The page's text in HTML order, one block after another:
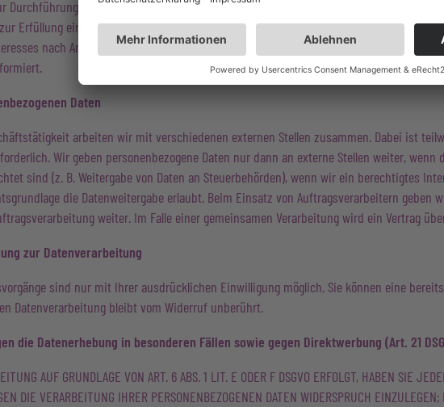
Durchführung vorvertraglicher Maßnahmen erforderlich, verarbeiten wir Ihre Daten auf
Erfüllung einer rechtlichen Verpflichtung erforderlich sind auf Grundlage von Art. 6
nach Art. 6 Abs. 1 lit. f DSGVO erfolgen. Über die jeweils im Einzelfall
Daten
arbeiten wir mit verschiedenen externen Stellen zusammen. Dabei ist
Wir geben personenbezogene Daten nur dann an externe Stellen weiter,
sind (z. B. Weitergabe von Daten an Steuerbehörden), wenn wir ein berechtigtes
die Datenweitergabe erlaubt. Beim Einsatz von Auftragsverarbeitern geben
weiter. Im Falle einer gemeinsamen Verarbeitung wird ein Vertrag
zur Datenverarbeitung
sind nur mit Ihrer ausdrücklichen Einwilligung möglich. Sie können eine
Datenverarbeitung bleibt vom Widerruf unberührt.
die Datenerhebung in besonderen Fällen sowie gegen Direktwerbung (Art. 21
AUF GRUNDLAGE VON ART. 6 ABS. 1 LIT. E ODER F DSGVO ERFOLGT, HABEN SIE
DIE VERARBEITUNG IHRER PERSONENBEZOGENEN DATEN WIDERSPRUCH